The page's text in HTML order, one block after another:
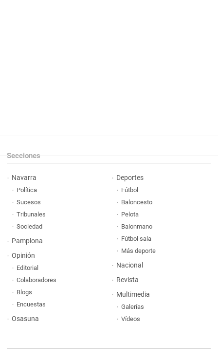
Secciones
Navarra
Política
Sucesos
Tribunales
Sociedad
Pamplona
Opinión
Editorial
Colaboradores
Blogs
Encuestas
Osasuna
Deportes
Fútbol
Baloncesto
Pelota
Balonmano
Fútbol sala
Más deporte
Nacional
Revista
Multimedia
Galerías
Vídeos